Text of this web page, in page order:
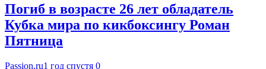
Погиб в возрасте 26 лет обладатель
Кубка мира по кикбоксингу Роман
Пятница
Passion.ru1 год спустя 0